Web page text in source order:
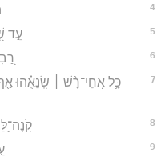
4
5 עֵ֣ד
6
7
כָּ֥ל אֲחֵי־רָ֨שׁ ׀ שְֽׂנֵאֻ֗הוּ
8
9